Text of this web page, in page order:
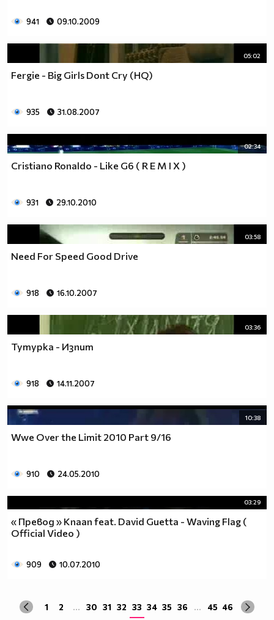
941 09.10.2009
05:02
Fergie - Big Girls Dont Cry (HQ)
935 31.08.2007
02:34
Cristiano Ronaldo - Like G6 ( R E M I X )
931 29.10.2010
03:58
Need For Speed Good Drive
918 16.10.2007
03:36
Тутурка - Изпит
918 14.11.2007
10:38
Wwe Over the Limit 2010 Part 9/16
910 24.05.2010
03:29
« Превод » Knaan feat. David Guetta - Waving Flag (
Official Video )
909 10.07.2010
1 2 ... 30 31 32 33 34 35 36 ... 45 46